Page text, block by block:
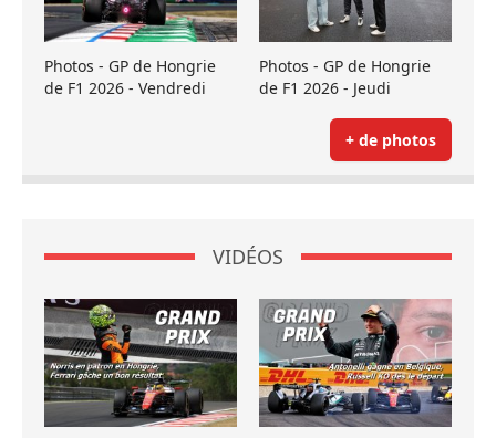
Photos - GP de Hongrie
de F1 2026 - Vendredi
Photos - GP de Hongrie
de F1 2026 - Jeudi
+ de photos
VIDÉOS